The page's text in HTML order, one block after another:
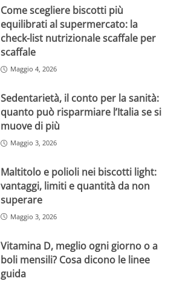
Come scegliere biscotti più
equilibrati al supermercato: la
check-list nutrizionale scaffale per
scaffale
Maggio 4, 2026
Sedentarietà, il conto per la sanità:
quanto può risparmiare l’Italia se si
muove di più
Maggio 3, 2026
Maltitolo e polioli nei biscotti light:
vantaggi, limiti e quantità da non
superare
Maggio 3, 2026
Vitamina D, meglio ogni giorno o a
boli mensili? Cosa dicono le linee
guida